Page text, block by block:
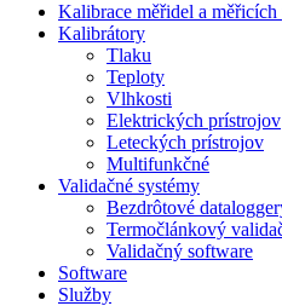
Kalibrace měřidel a měřicích
Kalibrátory
Tlaku
Teploty
Vlhkosti
Elektrických prístrojov
Leteckých prístrojov
Multifunkčné
Validačné systémy
Bezdrôtové
Termočlánkový
Validačný software
Software
Služby